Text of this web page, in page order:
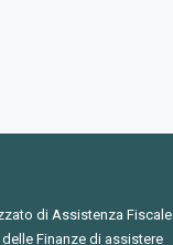
di Assistenza Fiscale
Finanze di assistere